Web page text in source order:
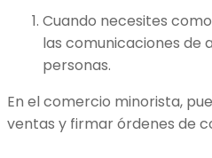
Cuando necesites
las comunicaciones de
personas.
En el comercio minorista,
ventas y firmar órdenes de